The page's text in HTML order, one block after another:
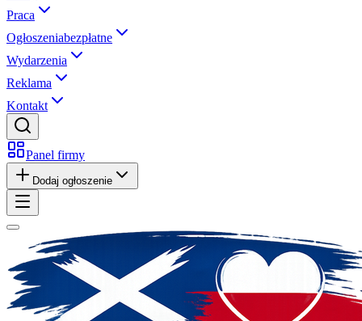
Praca
Ogłoszeniabezpłatne
Wydarzenia
Reklama
Kontakt
Panel firmy
Dodaj ogłoszenie